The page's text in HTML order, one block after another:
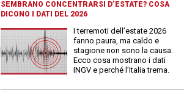
SEMBRANO CONCENTRARSI D’ESTATE? COSA
DICONO I DATI DEL 2026
I terremoti dell’estate 2026
fanno paura, ma caldo e
stagione non sono la causa.
Ecco cosa mostrano i dati
INGV e perché l’Italia trema.